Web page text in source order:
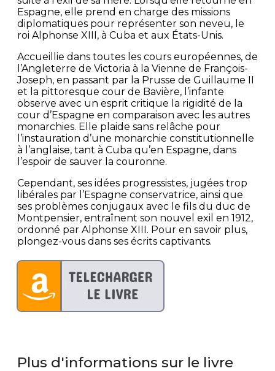
Espagne, elle prend en charge des missions
diplomatiques pour représenter son neveu, le
roi Alphonse XIII, à Cuba et aux États-Unis.
Accueillie dans toutes les cours européennes, de
l’Angleterre de Victoria à la Vienne de François-
Joseph, en passant par la Prusse de Guillaume II
et la pittoresque cour de Bavière, l’infante
observe avec un esprit critique la rigidité de la
cour d’Espagne en comparaison avec les autres
monarchies. Elle plaide sans relâche pour
l’instauration d’une monarchie constitutionnelle
à l’anglaise, tant à Cuba qu’en Espagne, dans
l’espoir de sauver la couronne.
Cependant, ses idées progressistes, jugées trop
libérales par l’Espagne conservatrice, ainsi que
ses problèmes conjugaux avec le fils du duc de
Montpensier, entraînent son nouvel exil en 1912,
ordonné par Alphonse XIII. Pour en savoir plus,
plongez-vous dans ses écrits captivants.
Plus d'informations sur le livre